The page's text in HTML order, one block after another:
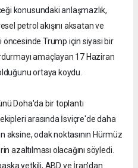
konusundaki anlaşmazlık,
petrol akışını aksatan ve
öncesinde Trump için siyasi bir
amaçlayan 17 Haziran
ortaya koydu.
Doha'da bir toplantı
arasında İsviçre'de daha
aksine, odak noktasının Hürmüz
azaltılması olacağını söyledi.
yetkili, ABD ve İran'dan